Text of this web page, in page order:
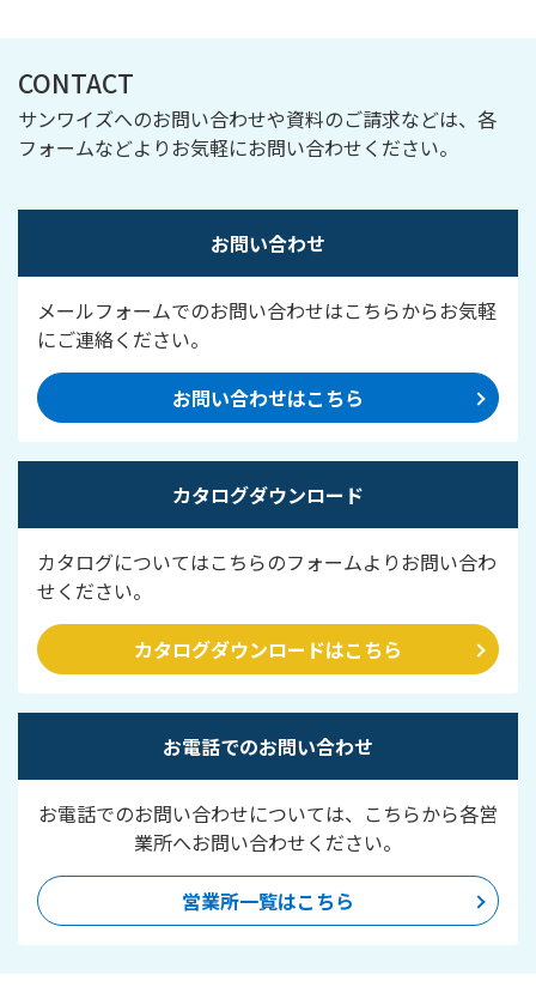
CONTACT
サンワイズへのお問い合わせや資料のご請求などは、各
フォームなどよりお気軽にお問い合わせください。
お問い合わせ
メールフォームでのお問い合わせはこちらからお気軽
にご連絡ください。
お問い合わせはこちら
カタログダウンロード
カタログについてはこちらのフォームよりお問い合わ
せください。
カタログダウンロードはこちら
お電話でのお問い合わせ
お電話でのお問い合わせについては、こちらから各営
業所へお問い合わせください。
営業所一覧はこちら